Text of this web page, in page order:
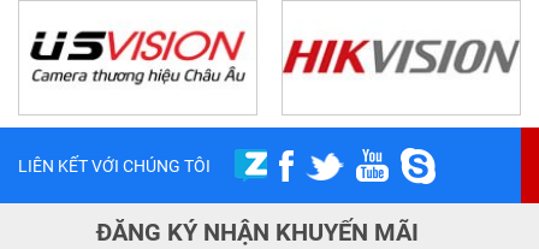
LIÊN KẾT VỚI CHÚNG TÔI
ĐĂNG KÝ NHẬN KHUYẾN MÃI